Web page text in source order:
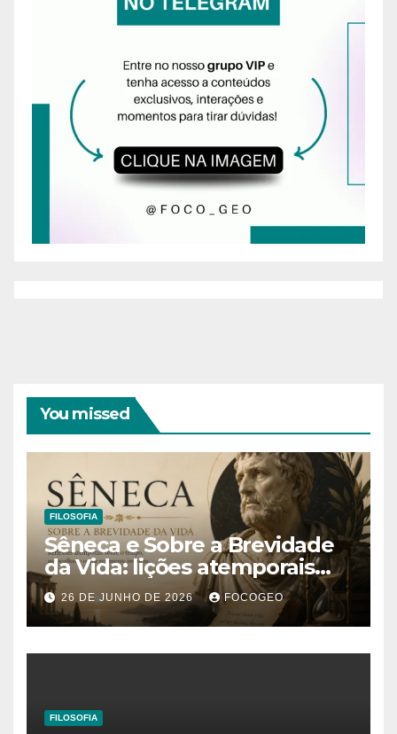
You missed
FILOSOFIA
Sêneca e Sobre a Brevidade
da Vida: lições atemporais
sobre o tempo, a felicidade e
o verdadeiro sentido da
existência
26 DE JUNHO DE 2026 FOCOGEO
FILOSOFIA